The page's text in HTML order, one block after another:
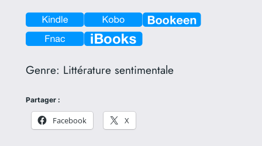
Genre: Littérature sentimentale
Partager :
Facebook X